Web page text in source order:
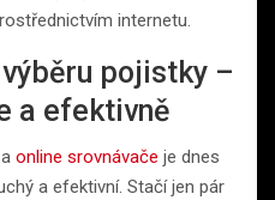
internetu.
pojistky –
a efektivně
online srovnávače je dnes
a efektivní. Stačí jen pár